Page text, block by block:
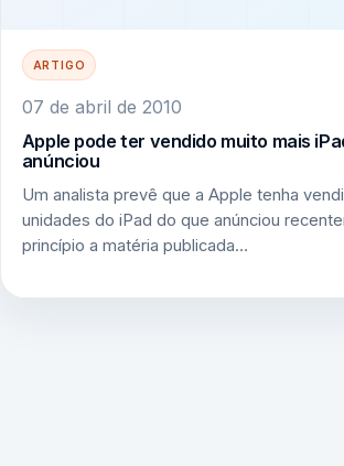
ARTIGO
07 de abril de 2010
Apple pode ter vendido muito mais
anúnciou
Um analista prevê que a Apple tenha
unidades do iPad do que anúnciou
princípio a matéria publicada…